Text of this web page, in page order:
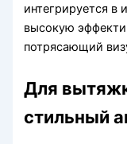
интегрируется в
высокую
потрясающий
Для
стильный